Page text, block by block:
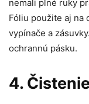
nemali plné ruky
Fóliu použite aj na
vypínače a
ochrannú pásku.
4.